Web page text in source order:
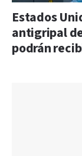
Estados
antigripal
podrán